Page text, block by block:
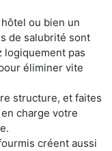
ou bien un
de salubrité sont
logiquement pas
éliminer vite
structure, et faites
charge votre
créent aussi